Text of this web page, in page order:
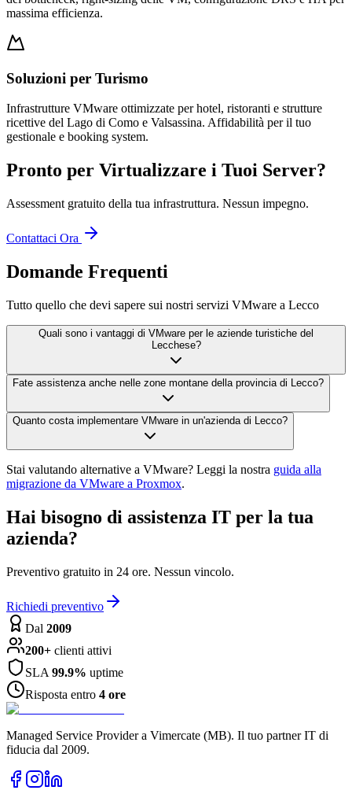
massima efficienza.
Soluzioni per Turismo
Infrastrutture VMware ottimizzate per hotel, ristoranti e strutture
ricettive del Lago di Como e Valsassina. Affidabilità per il tuo
gestionale e booking system.
Pronto per Virtualizzare i Tuoi Server?
Assessment gratuito della tua infrastruttura. Nessun impegno.
Contattaci Ora
Domande Frequenti
Tutto quello che devi sapere sui nostri servizi VMware a Lecco
Quali sono i vantaggi di VMware per le aziende turistiche del
Lecchese?
Fate assistenza anche nelle zone montane della provincia di Lecco?
Quanto costa implementare VMware in un'azienda di Lecco?
Stai valutando alternative a VMware? Leggi la nostra guida alla
migrazione da VMware a Proxmox.
Hai bisogno di assistenza IT per la tua
azienda?
Preventivo gratuito in 24 ore. Nessun vincolo.
Richiedi preventivo
Dal 2009
200+ clienti attivi
SLA 99.9% uptime
Risposta entro 4 ore
Managed Service Provider a Vimercate (MB). Il tuo partner IT di
fiducia dal 2009.